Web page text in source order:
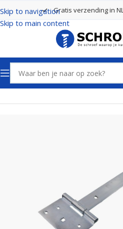
Skip to navigation
Skip to main content
Gratis verzending in
Home Poort- en hekbeslag